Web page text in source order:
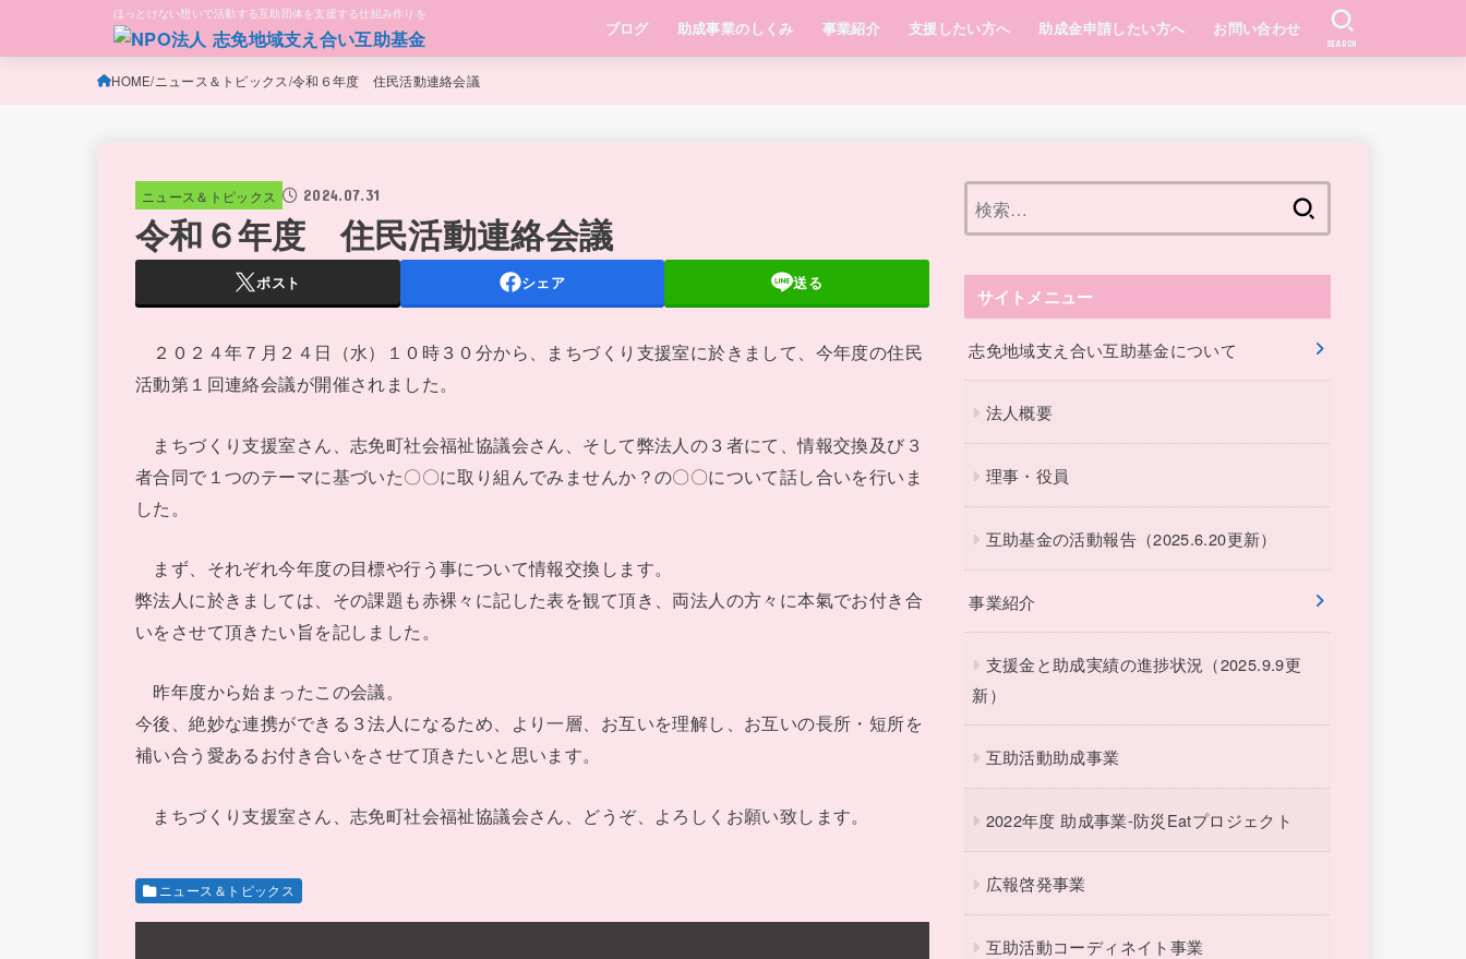
ほっとけない想いで活動する互助団体を支援する仕組み作りを
ブログ 助成事業のしくみ 事業紹介 支援したい方へ 助成金申請したい方へ お問い合わせ
SEARCH
HOME ニュース＆トピックス 令和６年度 住民活動連絡会議
ニュース＆トピックス 2024.07.31
令和６年度 住民活動連絡会議
ポスト シェア 送る
２０２４年７月２４日（水）１０時３０分から、まちづくり支援室に於きまして、今年度の住民
活動第１回連絡会議が開催されました。
まちづくり支援室さん、志免町社会福祉協議会さん、そして弊法人の３者にて、情報交換及び３
者合同で１つのテーマに基づいた〇〇に取り組んでみませんか？の〇〇について話し合いを行いま
した。
まず、それぞれ今年度の目標や行う事について情報交換します。
弊法人に於きましては、その課題も赤裸々に記した表を観て頂き、両法人の方々に本氣でお付き合
いをさせて頂きたい旨を記しました。
昨年度から始まったこの会議。
今後、絶妙な連携ができる３法人になるため、より一層、お互いを理解し、お互いの長所・短所を
補い合う愛あるお付き合いをさせて頂きたいと思います。
まちづくり支援室さん、志免町社会福祉協議会さん、どうぞ、よろしくお願い致します。
ニュース＆トピックス
サイトメニュー
志免地域支え合い互助基金について
法人概要
理事・役員
互助基金の活動報告（2025.6.20更新）
事業紹介
支援金と助成実績の進捗状況（2025.9.9更
新）
互助活動助成事業
2022年度 助成事業-防災Eatプロジェクト
広報啓発事業
互助活動コーディネイト事業